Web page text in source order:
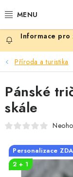
na
PRO ŽENY
PRO MUŽE
PRO DĚTI
PRO PÁRY
VLASTNÍ MOTIV
Příroda a turistika
Pánské
skále
Personalizace
2 + 1